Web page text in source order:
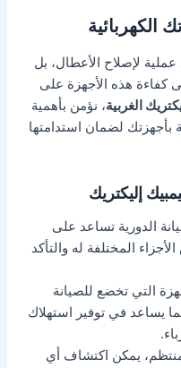
الكهربائية
لإصلاح الأعطال، بل
هذه الأجهزة على
الغربية، نؤمن بأهمية
بأجهزتك لضمان استدامتها
إليكتريك
الدورية تساعد على
المختلفة له والتأكد
التي تخضع للصيانة
يساعد في توفير استهلاك
يمكن اكتشاف أي